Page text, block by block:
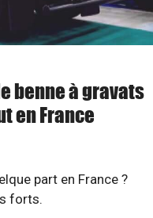
benne à gravats
en France
part en France ?
forts.